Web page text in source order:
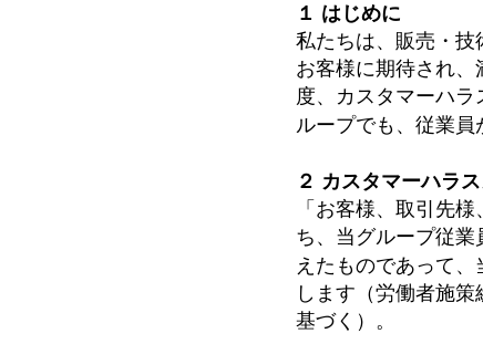
１ はじめに
私たちは、販売・技
お客様に期待され
度、カスタマーハ
ループでも、従業員
２ カスタマーハラ
「お客様、取引先
ち、当グループ従
えたものであって
します（労働者施
基づく）。